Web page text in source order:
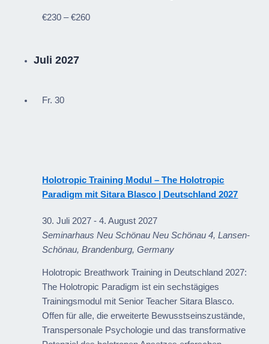
€230 – €260
Juli 2027
Fr.30
Holotropic Training Modul – The Holotropic
Paradigm mit Sitara Blasco | Deutschland 2027
30. Juli 2027 -4. August 2027
Seminarhaus Neu SchönauNeu Schönau 4, Lansen-
Schönau, Brandenburg, Germany
Holotropic Breathwork Training in Deutschland 2027:
The Holotropic Paradigm ist ein sechstägiges
Trainingsmodul mit Senior Teacher Sitara Blasco.
Offen für alle, die erweiterte Bewusstseinszustände,
Transpersonale Psychologie und das transformative